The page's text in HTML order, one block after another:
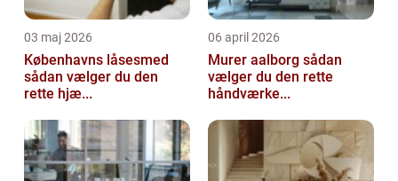
03 maj 2026
Københavns låsesmed
sådan vælger du den
rette hjæ...
06 april 2026
Murer aalborg sådan
vælger du den rette
håndværke...